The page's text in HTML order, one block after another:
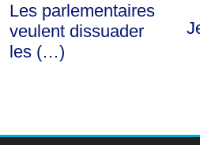
Les parlementaires
veulent dissuader
les (…)